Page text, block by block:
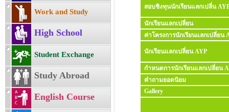
Work and Study
High School
Student Exchange
Study Abroad
English Course
สอบชิงทุนนักเรียนแลกเปลี่น
นักเรียนแลกเปลี่ยน
ค่าโครงการนักเรียนแลกเปลี่ยน
นักเรียนแลกเปลี่ยน AYP
กำหนดการนักเรียนแลกเปลี่ยน
คำถามยอดนิยม
Gallery